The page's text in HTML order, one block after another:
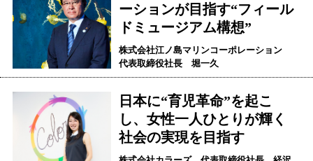
ーションが目指す“フィール
ドミュージアム構想”
株式会社江ノ島マリンコーポレーション
代表取締役社長 堀一久
日本に“育児革命”を起こ
し、女性一人ひとりが輝く
社会の実現を目指す